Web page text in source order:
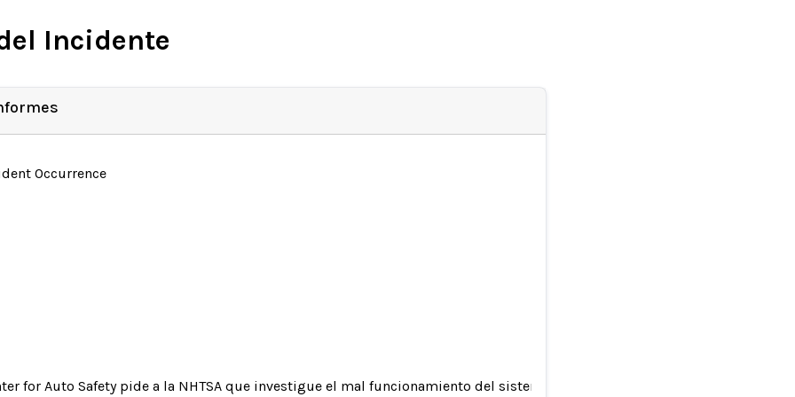
Incidente
Occurrence
for Auto Safety pide a la NHTSA que investigue el mal funcionamiento del sistema automático de frenado de